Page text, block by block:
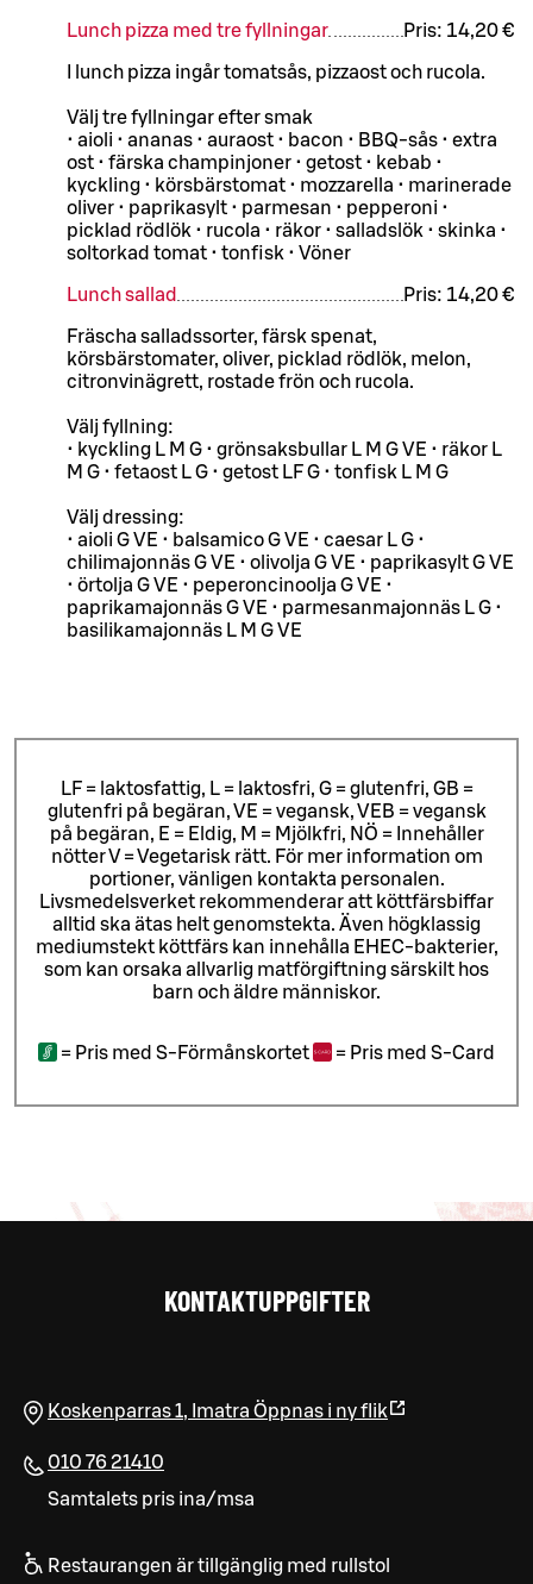
Lunch pizza med tre fyllningar Pris: 14,20 €
I lunch pizza ingår tomatsås, pizzaost och rucola.
Välj tre fyllningar efter smak
• aioli • ananas • auraost • bacon • BBQ-sås • extra
ost • färska champinjoner • getost • kebab •
kyckling • körsbärstomat • mozzarella • marinerade
oliver • paprikasylt • parmesan • pepperoni •
picklad rödlök • rucola • räkor • salladslök • skinka •
soltorkad tomat • tonfisk • Vöner
Lunch sallad Pris: 14,20 €
Fräscha salladssorter, färsk spenat,
körsbärstomater, oliver, picklad rödlök, melon,
citronvinägrett, rostade frön och rucola.
Välj fyllning:
• kyckling L M G • grönsaksbullar L M G VE • räkor L
M G • fetaost L G • getost LF G • tonfisk L M G
Välj dressing:
• aioli G VE • balsamico G VE • caesar L G •
chilimajonnäs G VE • olivolja G VE • paprikasylt G VE
• örtolja G VE • peperoncinoolja G VE •
paprikamajonnäs G VE • parmesanmajonnäs L G •
basilikamajonnäs L M G VE
LF = laktosfattig, L = laktosfri, G = glutenfri, GB =
glutenfri på begäran, VE = vegansk, VEB = vegansk
på begäran, E = Eldig, M = Mjölkfri, NÖ = Innehåller
nötter V = Vegetarisk rätt. För mer information om
portioner, vänligen kontakta personalen.
Livsmedelsverket rekommenderar att köttfärsbiffar
alltid ska ätas helt genomstekta. Även högklassig
mediumstekt köttfärs kan innehålla EHEC-bakterier,
som kan orsaka allvarlig matförgiftning särskilt hos
barn och äldre människor.
= Pris med S-Förmånskortet = Pris med S-Card
KONTAKTUPPGIFTER
Koskenparras 1, Imatra Öppnas i ny flik
010 76 21410
Samtalets pris ina/msa
Restaurangen är tillgänglig med rullstol